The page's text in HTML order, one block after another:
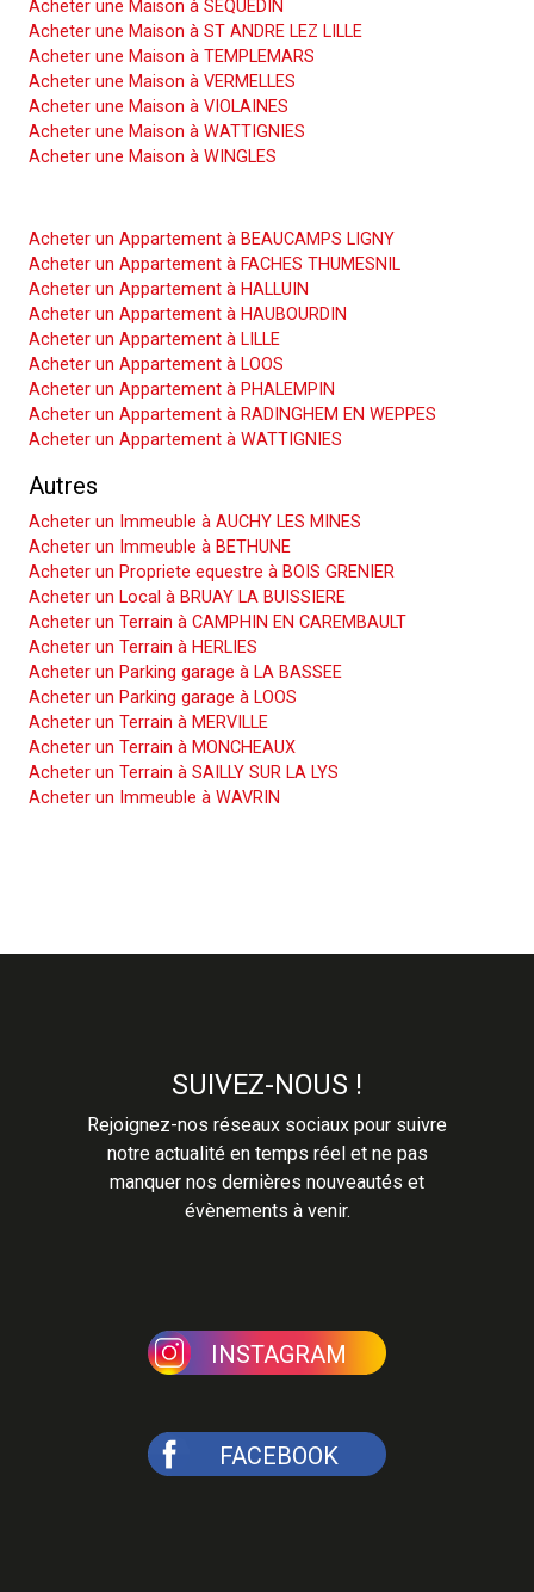
Acheter une Maison à SEQUEDIN
Acheter une Maison à ST ANDRE LEZ LILLE
Acheter une Maison à TEMPLEMARS
Acheter une Maison à VERMELLES
Acheter une Maison à VIOLAINES
Acheter une Maison à WATTIGNIES
Acheter une Maison à WINGLES
Acheter un Appartement à BEAUCAMPS LIGNY
Acheter un Appartement à FACHES THUMESNIL
Acheter un Appartement à HALLUIN
Acheter un Appartement à HAUBOURDIN
Acheter un Appartement à LILLE
Acheter un Appartement à LOOS
Acheter un Appartement à PHALEMPIN
Acheter un Appartement à RADINGHEM EN WEPPES
Acheter un Appartement à WATTIGNIES
Autres
Acheter un Immeuble à AUCHY LES MINES
Acheter un Immeuble à BETHUNE
Acheter un Propriete equestre à BOIS GRENIER
Acheter un Local à BRUAY LA BUISSIERE
Acheter un Terrain à CAMPHIN EN CAREMBAULT
Acheter un Terrain à HERLIES
Acheter un Parking garage à LA BASSEE
Acheter un Parking garage à LOOS
Acheter un Terrain à MERVILLE
Acheter un Terrain à MONCHEAUX
Acheter un Terrain à SAILLY SUR LA LYS
Acheter un Immeuble à WAVRIN
SUIVEZ-NOUS !
Rejoignez-nos réseaux sociaux pour suivre
notre actualité en temps réel et ne pas
manquer nos dernières nouveautés et
évènements à venir.
INSTAGRAM
FACEBOOK